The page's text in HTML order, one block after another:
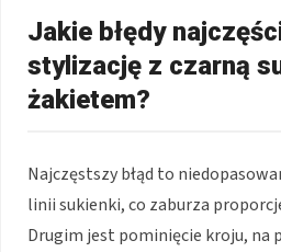
Jakie błędy
stylizację z czarną
żakietem?
Najczęstszy błąd to
linii sukienki, co zaburza
Drugim jest pominięcie kroju, na